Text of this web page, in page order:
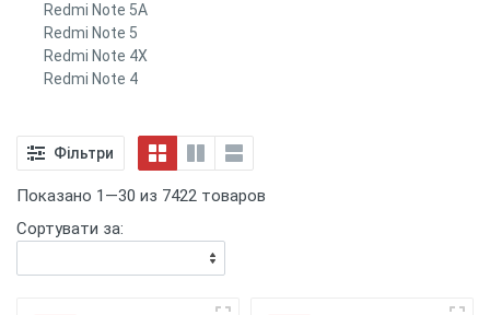
Redmi Note 5A
Redmi Note 5
Redmi Note 4X
Redmi Note 4
Фільтри
Показано 1—30 из 7422 товаров
Сортувати за: